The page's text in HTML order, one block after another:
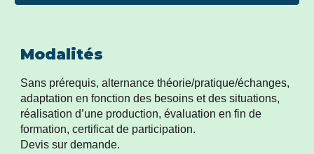
Modalités
Sans prérequis, alternance théorie/pratique/échanges,
adaptation en fonction des besoins et des situations,
réalisation d’une production, évaluation en fin de
formation, certificat de participation.
Devis sur demande.